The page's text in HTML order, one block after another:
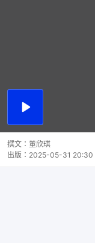
播
撰文： 董欣琪
出版： 2025-05-31 20:30